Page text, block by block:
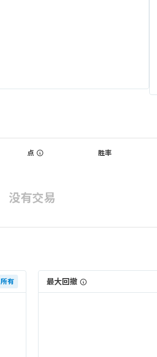
点 胜率
没有交易
所有 最大回撤